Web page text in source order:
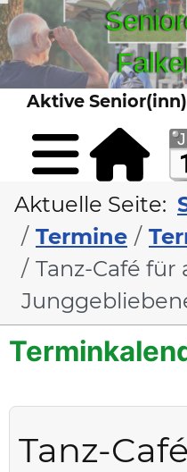
Aktive
Aktuelle Seite:
Termine
Tanz-Café für
Tanz-